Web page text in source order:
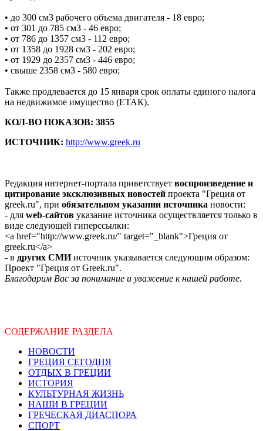
• до 300 см3 рабочего объема двигателя - 18 евро;
• от 301 до 785 см3 - 46 евро;
• от 786 до 1357 см3 - 112 евро;
• от 1358 до 1928 см3 - 202 евро;
• от 1929 до 2357 см3 - 446 евро;
• свыше 2358 см3 - 580 евро;
Также продлевается до 15 января срок оплаты единого налога
на недвижимое имущество (ЕТАК).
КОЛ-ВО ПОКАЗОВ: 3855
ИСТОЧНИК: http://www.greek.ru
Редакция интернет-портала приветствует воспроизведение и
цитирование эксклюзивных новостей проекта "Греция от
greek.ru", при обязательном указании источника новости:
- для web-сайтов указание источника осуществляется только в
виде следующей гиперссылки:
<a href="http://www.greek.ru/" target="_blank">Греция от
greek.ru</a>
- в других СМИисточник указывается следующим образом:
Проект "Греция от Greek.ru".
Благодарим Вас за понимание и уважение к нашей работе.
СОДЕРЖАНИЕ РАЗДЕЛА
НОВОСТИ
ГРЕЦИЯ СЕГОДНЯ
ОТДЫХ В ГРЕЦИИ
ИСТОРИЯ
КУЛЬТУРНАЯ ЖИЗНЬ
НАШИ В ГРЕЦИИ
ГРЕЧЕСКАЯ ДИАСПОРА
СПОРТ